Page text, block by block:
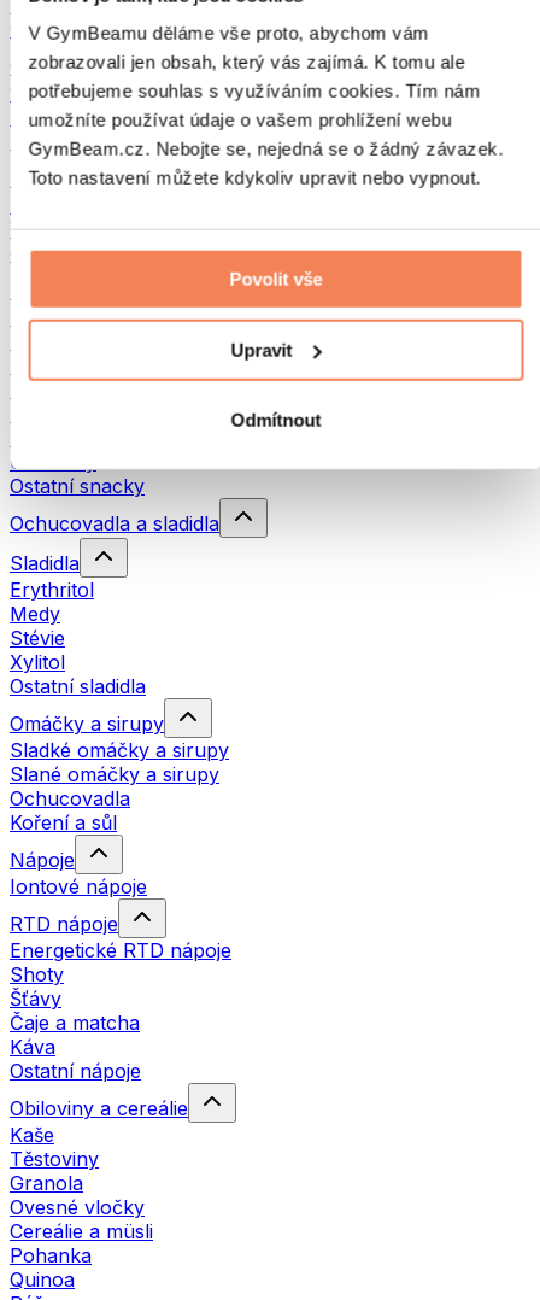
V GymBeamu děláme vše proto, abychom vám
zobrazovali jen obsah, který vás zajímá. K tomu ale
potřebujeme souhlas s využíváním cookies. Tím nám
umožníte používat údaje o vašem prohlížení webu
GymBeam.cz. Nebojte se, nejedná se o žádný závazek.
Toto nastavení můžete kdykoliv upravit nebo vypnout.
Povolit vše
Upravit
Odmítnout
Luštěniny
Ostatní fitness jídlo
Ořechová másla
100% ořechová másla
Sladká ořechová másla
Proteinová ořechová másla
Superpotraviny
Vláknina
Ostatní superpotraviny
Proteinové tyčinky
Proteinové čipsy a krekry
Čokolády
Ostatní snacky
Ochucovadla a sladidla
Sladidla
Erythritol
Medy
Stévie
Xylitol
Ostatní sladidla
Omáčky a sirupy
Sladké omáčky a sirupy
Slané omáčky a sirupy
Ochucovadla
Koření a sůl
Nápoje
Iontové nápoje
RTD nápoje
Energetické RTD nápoje
Shoty
Šťávy
Čaje a matcha
Káva
Ostatní nápoje
Obiloviny a cereálie
Kaše
Těstoviny
Granola
Ovesné vločky
Cereálie a müsli
Pohanka
Quinoa